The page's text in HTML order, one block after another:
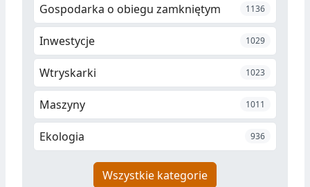
Gospodarka o obiegu zamkniętym 1136
Inwestycje 1029
Wtryskarki 1023
Maszyny 1011
Ekologia 936
Wszystkie kategorie